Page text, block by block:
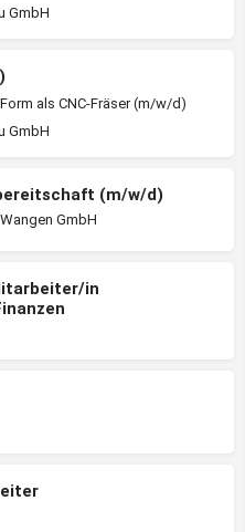
GmbH
als CNC-Fräser (m/w/d)
GmbH
(m/w/d)
GmbH
in